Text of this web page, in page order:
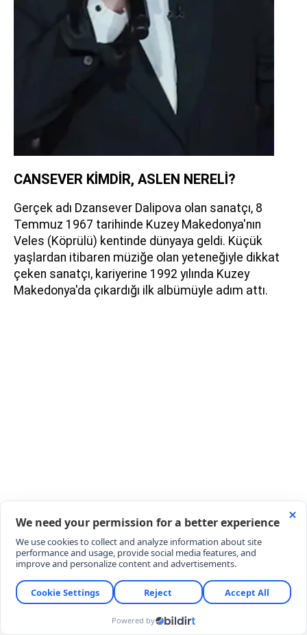
CANSEVER KİMDİR, ASLEN NERELİ?
Gerçek adı Dzansever Dalipova olan sanatçı, 8
Temmuz 1967 tarihinde Kuzey Makedonya'nın
Veles (Köprülü) kentinde dünyaya geldi. Küçük
yaşlardan itibaren müziğe olan yeteneğiyle dikkat
çeken sanatçı, kariyerine 1992 yılında Kuzey
Makedonya'da çıkardığı ilk albümüyle adım attı.
CANSEVER, İBO SHOW DÖNEMİ
Cansever'in Türkiye'deki kariyer sıçraması ve
milyonlarca kişi tarafından tanınması 1997 yılında
gerçekleşti. İbrahim Tatlıses'in sunduğu reyting